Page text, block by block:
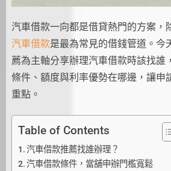
汽車借款一向都是借貸熱門的方案，
汽車借款是最為常見的借錢管道。今
薦為主軸分享辦理汽車借款時該找誰
條件、額度與利率優勢在哪邊，讓申
重點。
Table of Contents
汽車借款推薦找誰辦理？
汽車借款條件，當舖申辦門檻寬鬆